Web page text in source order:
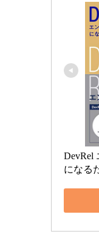
DevRel
になる